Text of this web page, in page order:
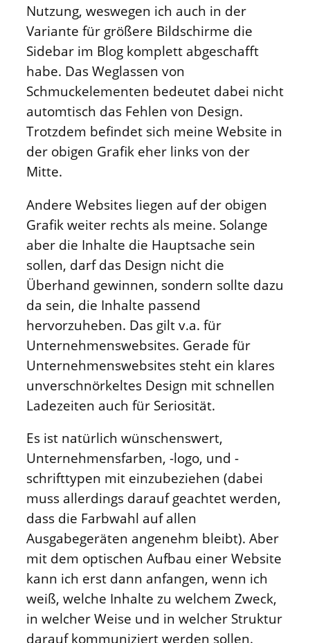
Nutzung, weswegen ich auch in der
Variante für größere Bildschirme die
Sidebar im Blog komplett abgeschafft
habe. Das Weglassen von
Schmuckelementen bedeutet dabei nicht
automtisch das Fehlen von Design.
Trotzdem befindet sich meine Website in
der obigen Grafik eher links von der
Mitte.
Andere Websites liegen auf der obigen
Grafik weiter rechts als meine. Solange
aber die Inhalte die Hauptsache sein
sollen, darf das Design nicht die
Überhand gewinnen, sondern sollte dazu
da sein, die Inhalte passend
hervorzuheben. Das gilt v.a. für
Unternehmenswebsites. Gerade für
Unternehmenswebsites steht ein klares
unverschnörkeltes Design mit schnellen
Ladezeiten auch für Seriosität.
Es ist natürlich wünschenswert,
Unternehmensfarben, -logo, und -
schrifttypen mit einzubeziehen (dabei
muss allerdings darauf geachtet werden,
dass die Farbwahl auf allen
Ausgabegeräten angenehm bleibt). Aber
mit dem optischen Aufbau einer Website
kann ich erst dann anfangen, wenn ich
weiß, welche Inhalte zu welchem Zweck,
in welcher Weise und in welcher Struktur
darauf kommuniziert werden sollen.